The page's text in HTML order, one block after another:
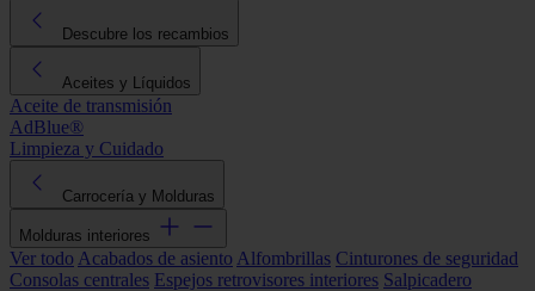
Descubre los recambios
Aceites y Líquidos
Aceite de transmisión
AdBlue®
Limpieza y Cuidado
Carrocería y Molduras
Molduras interiores
Ver todo Acabados de asiento Alfombrillas Cinturones de seguridad
Consolas centrales Espejos retrovisores interiores Salpicadero